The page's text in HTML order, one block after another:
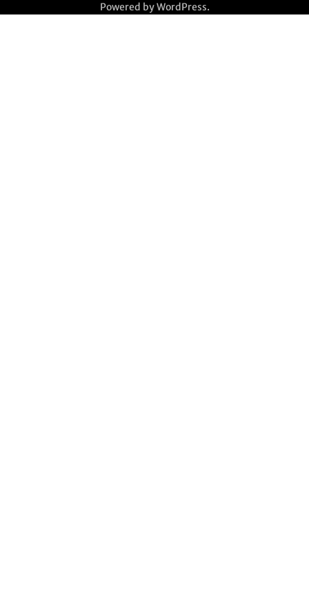
Powered byWordPress.